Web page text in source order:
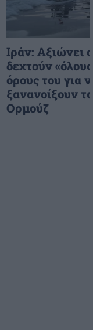
Ιράν: Αξιώνει
δεχτούν
όρους του για
ξανανοίξουν
Ορμούζ